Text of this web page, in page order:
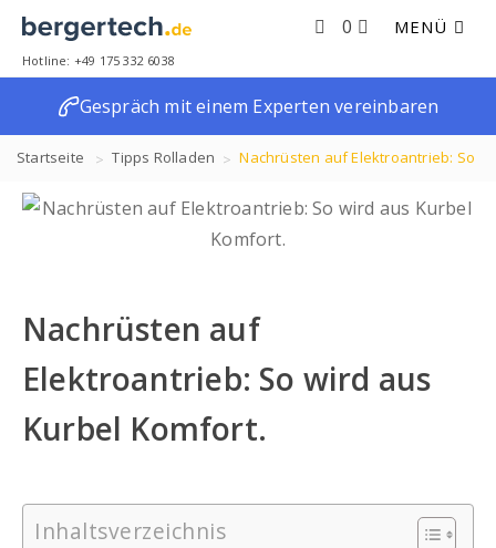
MENÜ
0
Hotline: +49 175 332 6038
Gespräch mit einem Experten vereinbaren
Startseite Tipps Rolladen Nachrüsten auf Elektroantrieb: So
wird aus Kurbel Komfort.
Nachrüsten auf
Elektroantrieb: So wird aus
Kurbel Komfort.
Inhaltsverzeichnis